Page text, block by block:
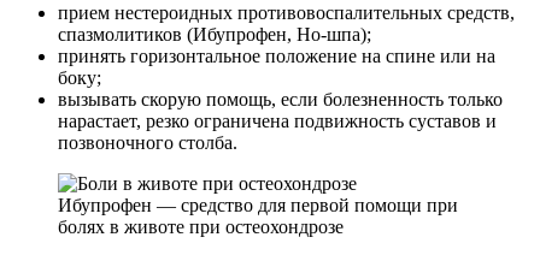
прием нестероидных противовоспалительных средств,
спазмолитиков (Ибупрофен, Но-шпа);
принять горизонтальное положение на спине или на
боку;
вызывать скорую помощь, если болезненность только
нарастает, резко ограничена подвижность суставов и
позвоночного столба.
Ибупрофен — средство для первой помощи при
болях в животе при остеохондрозе